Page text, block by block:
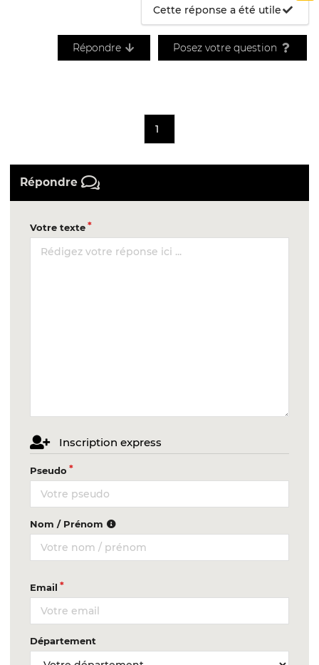
Cette réponse a été utile
Répondre Posez votre question
1
Répondre
Votre texte
Inscription express
Pseudo
Nom / Prénom
Email
Département